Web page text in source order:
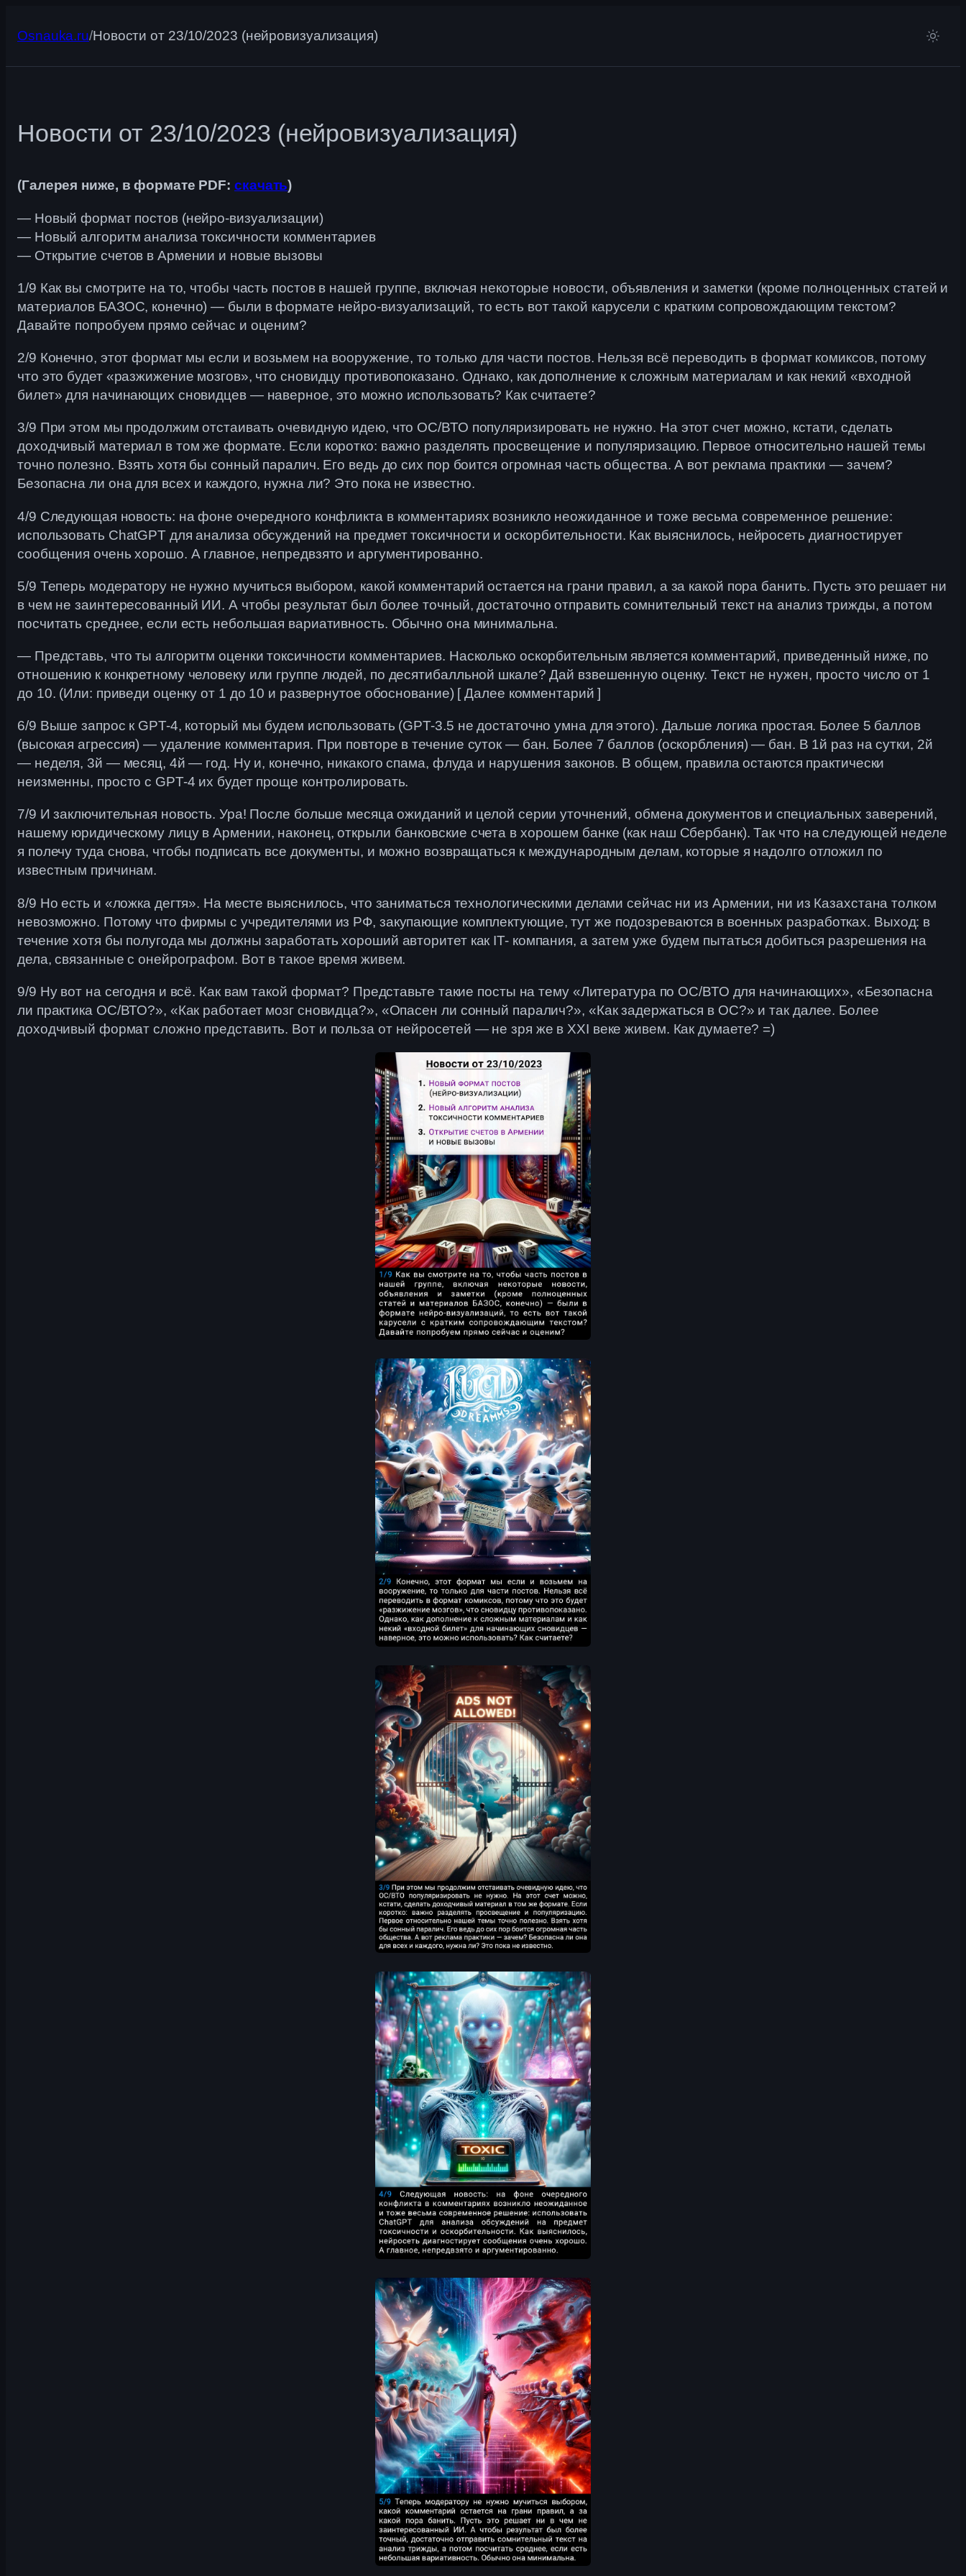
Osnauka.ru/Новости от 23/10/2023 (нейровизуализация)
Новости от 23/10/2023 (нейровизуализация)
(Галерея ниже, в формате PDF: скачать)
— Новый формат постов (нейро-визуализации)
— Новый алгоритм анализа токсичности комментариев
— Открытие счетов в Армении и новые вызовы
1/9 Как вы смотрите на то, чтобы часть постов в нашей группе, включая некоторые новости, объявления и заметки (кроме полноценных статей и
материалов БАЗОС, конечно) — были в формате нейро-визуализаций, то есть вот такой карусели с кратким сопровождающим текстом?
Давайте попробуем прямо сейчас и оценим?
2/9 Конечно, этот формат мы если и возьмем на вооружение, то только для части постов. Нельзя всё переводить в формат комиксов, потому
что это будет «разжижение мозгов», что сновидцу противопоказано. Однако, как дополнение к сложным материалам и как некий «входной
билет» для начинающих сновидцев — наверное, это можно использовать? Как считаете?
3/9 При этом мы продолжим отстаивать очевидную идею, что ОС/ВТО популяризировать не нужно. На этот счет можно, кстати, сделать
доходчивый материал в том же формате. Если коротко: важно разделять просвещение и популяризацию. Первое относительно нашей темы
точно полезно. Взять хотя бы сонный паралич. Его ведь до сих пор боится огромная часть общества. А вот реклама практики — зачем?
Безопасна ли она для всех и каждого, нужна ли? Это пока не известно.
4/9 Следующая новость: на фоне очередного конфликта в комментариях возникло неожиданное и тоже весьма современное решение:
использовать ChatGPT для анализа обсуждений на предмет токсичности и оскорбительности. Как выяснилось, нейросеть диагностирует
сообщения очень хорошо. А главное, непредвзято и аргументированно.
5/9 Теперь модератору не нужно мучиться выбором, какой комментарий остается на грани правил, а за какой пора банить. Пусть это решает ни
в чем не заинтересованный ИИ. А чтобы результат был более точный, доcтаточно отправить сомнительный текст на анализ трижды, а потом
посчитать среднее, если есть небольшая вариативность. Обычно она минимальна.
— Представь, что ты алгоритм оценки токсичности комментариев. Насколько оскорбительным является комментарий, приведенный ниже, по
отношению к конкретному человеку или группе людей, по десятибалльной шкале? Дай взвешенную оценку. Текст не нужен, просто число от 1
до 10. (Или: приведи оценку от 1 до 10 и развернутое обоснование) [ Далее комментарий ]
6/9 Выше запрос к GPT-4, который мы будем использовать (GPT-3.5 не достаточно умна для этого). Дальше логика простая. Более 5 баллов
(высокая агрессия) — удаление комментария. При повторе в течение суток — бан. Более 7 баллов (оскорбления) — бан. В 1й раз на сутки, 2й
— неделя, 3й — месяц, 4й — год. Ну и, конечно, никакого спама, флуда и нарушения законов. В общем, правила остаются практически
неизменны, просто c GPT-4 их будет проще контролировать.
7/9 И заключительная новость. Ура! После больше месяца ожиданий и целой серии уточнений, обмена документов и специальных заверений,
нашему юридическому лицу в Армении, наконец, открыли банковские счета в хорошем банке (как наш Сбербанк). Так что на следующей неделе
я полечу туда снова, чтобы подписать все документы, и можно возвращаться к международным делам, которые я надолго отложил по
известным причинам.
8/9 Но есть и «ложка дегтя». На месте выяснилось, что заниматься технологическими делами сейчас ни из Армении, ни из Казахстана толком
невозможно. Потому что фирмы с учредителями из РФ, закупающие комплектующие, тут же подозреваются в военных разработках. Выход: в
течение хотя бы полугода мы должны заработать хороший авторитет как IT- компания, а затем уже будем пытаться добиться разрешения на
дела, связанные с онейрографом. Вот в такое время живем.
9/9 Ну вот на сегодня и всё. Как вам такой формат? Представьте такие посты на тему «Литература по ОС/ВТО для начинающих», «Безопасна
ли практика ОС/ВТО?», «Как работает мозг сновидца?», «Опасен ли сонный паралич?», «Как задержаться в ОС?» и так далее. Более
доходчивый формат сложно представить. Вот и польза от нейросетей — не зря же в XXI веке живем. Как думаете? =)